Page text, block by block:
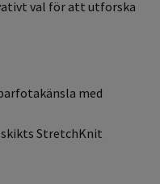
val för att utforska
med
StretchKnit